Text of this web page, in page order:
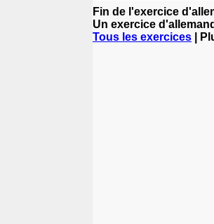
Fin de l'exercice
Un exercice
Tous les exercices |